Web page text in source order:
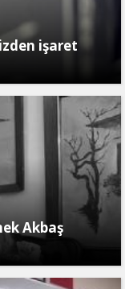
işaret
Akbaş